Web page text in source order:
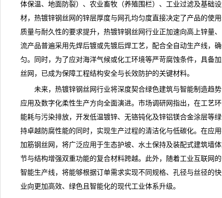
体保温、地面防裂）、农业畜牧（养殖围栏）、工业过滤及基础
材，热镀锌钢丝网的锌层厚度与网孔均匀度直接决定了产品的使
质量与耐久性的要求提升，热镀锌钢丝网行业正加速向高上锌量
流产品普遍采用先焊后镀或先镀后焊工艺，配合全自动生产线，
匀。同时，为了应对海洋气候或化工环境等严苛腐蚀条件，具备
丝网 ，已成为保障工程结构安全与长效防护的关键材料。
未来，热镀锌钢丝网行业将深度契合绿色建筑与智能制造趋势
应用及数字化柔性生产方向全面演进。 市场调研网 指出，在工艺
能耗与污染排放，开发低温镀锌、无铬钝化及锌铝镁合金涂层等
持卓越防腐性能的同时，实现生产过程的清洁化与低碳化。在应
加筋钢丝网，将广泛应用于生态护坡、水土保持及装配式建筑墙
节与结构增强双重功能的复合材料跨越。此外，随着工业互联网
智能生产线，将能够根据订单需求实现不同规格、孔径与丝径的
业向更加高效、绿色且智能化的现代工业体系升级。